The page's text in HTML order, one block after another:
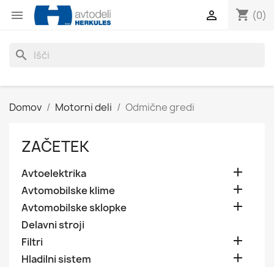
 shopping_cart (0)

search
Domov Motorni deli Odmične gredi
ZAČETEK
Avtoelektrika 
Avtomobilske klime 
Avtomobilske sklopke 
Delavni stroji
Filtri

Hladilni sistem 